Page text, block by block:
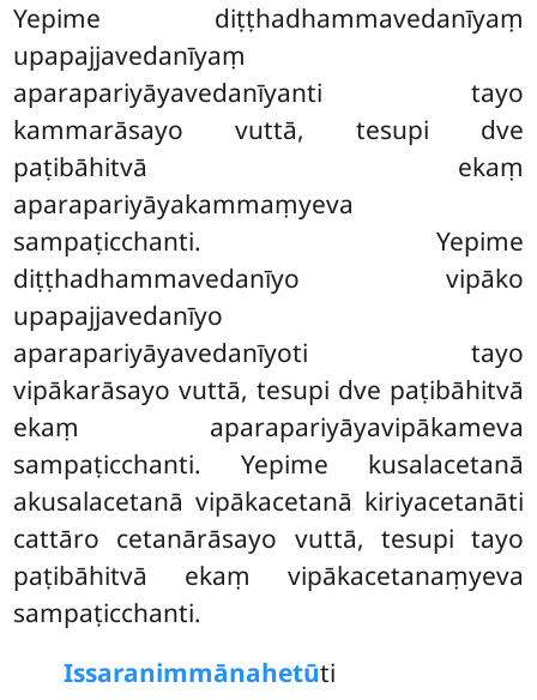
Yepime diṭṭhadhammavedanīyaṃ
upapajjavedanīyaṃ
aparapariyāyavedanīyanti tayo
kammarāsayo vuttā, tesupi dve
paṭibāhitvā ekaṃ
aparapariyāyakammaṃyeva
sampaṭicchanti. Yepime
diṭṭhadhammavedanīyo vipāko
upapajjavedanīyo
aparapariyāyavedanīyoti tayo
vipākarāsayo vuttā, tesupi dve paṭibāhitvā
ekaṃ aparapariyāyavipākameva
sampaṭicchanti. Yepime kusalacetanā
akusalacetanā vipākacetanā kiriyacetanāti
cattāro cetanārāsayo vuttā, tesupi tayo
paṭibāhitvā ekaṃ vipākacetanaṃyeva
sampaṭicchanti.
Issaranimmānahetūti